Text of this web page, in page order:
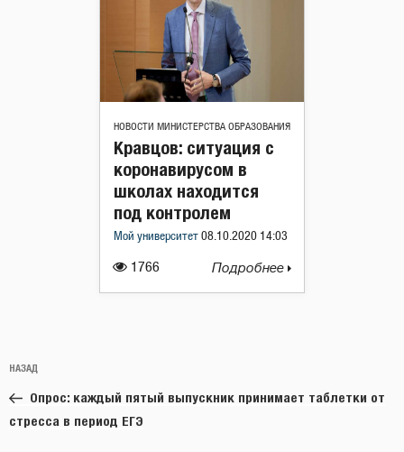
НОВОСТИ МИНИСТЕРСТВА ОБРАЗОВАНИЯ
1766
Кравцов: ситуация с
коронавирусом в
школах находится
под контролем
Мой университет 08.10.2020 14:03
Подробнее
по
записям
Предыдущая
запись:
НАЗАД
Опрос: каждый пятый выпускник принимает таблетки от
стресса в период ЕГЭ